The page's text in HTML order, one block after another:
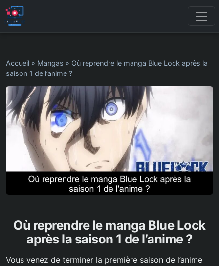
Accueil » Mangas » Où reprendre le manga Blue Lock après la
saison 1 de l’anime ?
Où reprendre le manga Blue Lock
après la saison 1 de l’anime ?
Vous venez de terminer la première saison de l’anime